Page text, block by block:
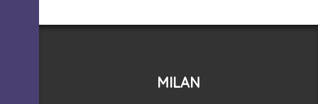
MILAN